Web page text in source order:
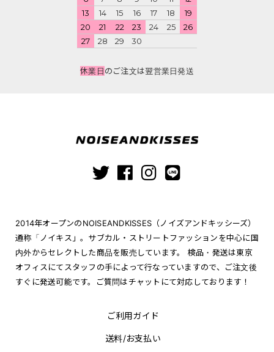
13
14 15 16 17 18
19
20
21 22 23 24 25
26
27
28 29 30
休業日のご注文は翌営業日発送
2014年オープンのNOISEANDKISSES（ノイズアンドキッシーズ）
通称「ノイキス」。サブカル・ストリートファッションを中心に国
内外からセレクトした商品を販売しています。 検品・発送は東京
オフィスにてスタッフの手によって行なっていますので、ご注文後
すぐに発送可能です。ご質問はチャットにて対応しております！
ご利用ガイド
送料/お支払い